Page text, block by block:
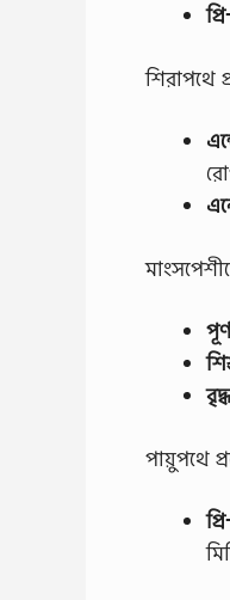
শিরাপথে
পায়ুপথে